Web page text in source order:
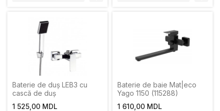
Baterie de duș LEB3 cu
cască de duș
1 525,00 MDL
Baterie de baie Mat|eco
Yago 1150 (115288)
1 610,00 MDL